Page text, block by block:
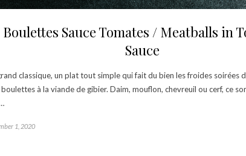
Boulettes Sauce Tomates / Meatballs in
Sauce
classique, un plat tout simple qui fait du bien les froides soirées
boulettes à la viande de gibier. Daim, mouflon, chevreuil ou cerf, ce
1, 2020